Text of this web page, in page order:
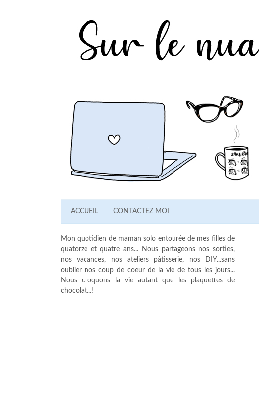
ACCUEIL CONTACTEZ MOI
Mon quotidien de maman solo entourée de mes filles de
quatorze et quatre ans... Nous partageons nos sorties,
nos vacances, nos ateliers pâtisserie, nos DIY...sans
oublier nos coup de coeur de la vie de tous les jours...
Nous croquons la vie autant que les plaquettes de
chocolat...!